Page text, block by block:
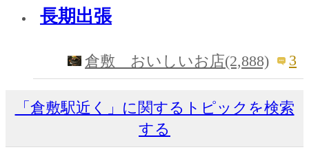
長期出張
倉敷 おいしいお店(2,888) 3
「倉敷駅近く」に関するトピックを検索
する